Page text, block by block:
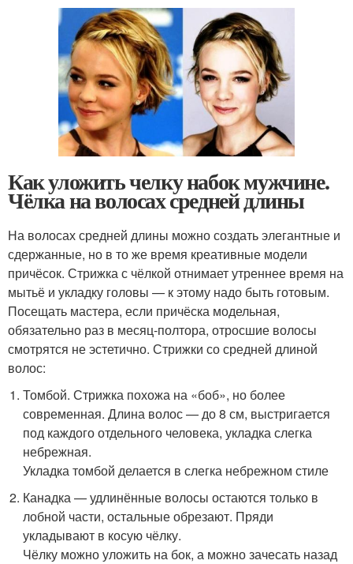
Как уложить челку набок мужчине.
Чёлка на волосах средней длины
На волосах средней длины можно создать элегантные и
сдержанные, но в то же время креативные модели
причёсок. Стрижка с чёлкой отнимает утреннее время на
мытьё и укладку головы — к этому надо быть готовым.
Посещать мастера, если причёска модельная,
обязательно раз в месяц-полтора, отросшие волосы
смотрятся не эстетично. Стрижки со средней длиной
волос:
Томбой. Стрижка похожа на «боб», но более
современная. Длина волос — до 8 см, выстригается
под каждого отдельного человека, укладка слегка
небрежная.
Укладка томбой делается в слегка небрежном стиле
Канадка — удлинённые волосы остаются только в
лобной части, остальные обрезают. Пряди
укладывают в косую чёлку.
Чёлку можно уложить на бок, а можно зачесать назад